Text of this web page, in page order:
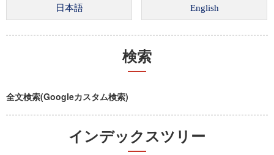
検索
全文検索(Googleカスタム検索)
インデックスツリー